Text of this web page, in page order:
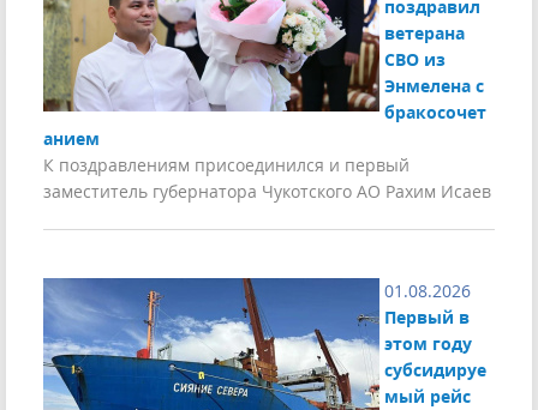
поздравил
ветерана
СВО из
Энмелена с
бракосочет
анием
К поздравлениям присоединился и первый
заместитель губернатора Чукотского АО Рахим Исаев
01.08.2026
Первый в
этом году
субсидируе
мый рейс